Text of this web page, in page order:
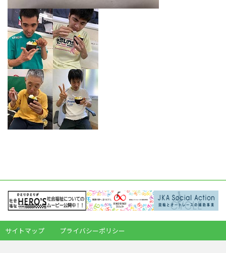
サイトマップ プライバシーポリシー